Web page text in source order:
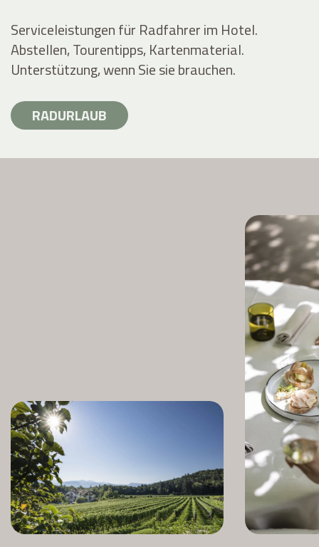
Serviceleistungen für Radfahrer im Hotel.
Abstellen, Tourentipps, Kartenmaterial.
Unterstützung, wenn Sie sie brauchen.
RADURLAUB